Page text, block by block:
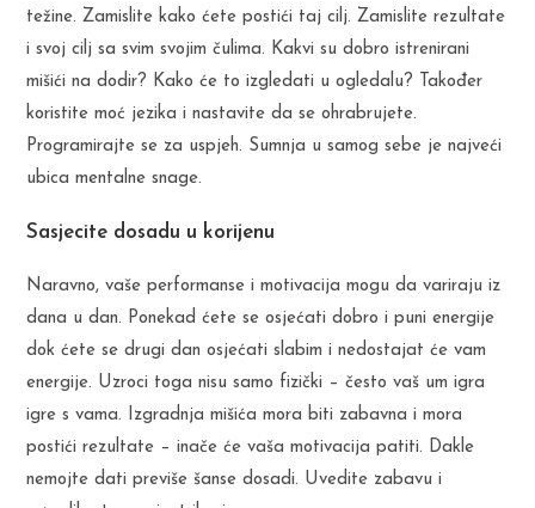
težine. Zamislite kako ćete postići taj cilj. Zamislite rezultate
i svoj cilj sa svim svojim čulima. Kakvi su dobro istrenirani
mišići na dodir? Kako će to izgledati u ogledalu? Također
koristite moć jezika i nastavite da se ohrabrujete.
Programirajte se za uspjeh. Sumnja u samog sebe je najveći
ubica mentalne snage.
Sasjecite dosadu u korijenu
Naravno, vaše performanse i motivacija mogu da variraju iz
dana u dan. Ponekad ćete se osjećati dobro i puni energije
dok ćete se drugi dan osjećati slabim i nedostajat će vam
energije. Uzroci toga nisu samo fizički – često vaš um igra
igre s vama. Izgradnja mišića mora biti zabavna i mora
postići rezultate – inače će vaša motivacija patiti. Dakle
nemojte dati previše šanse dosadi. Uvedite zabavu i